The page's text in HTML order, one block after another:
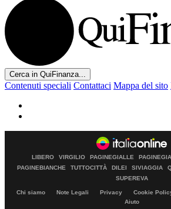
Cerca in QuiFinanza...
Contenuti speciali Contattaci Mappa del sito
LIBERO VIRGILIO PAGINEGIALLE
PAGINEBIANCHE
TUTTOCITTÀ DILEI SIVIAGGIA
SUPEREVA
Chi siamo Note Legali Privacy Cookie
Aiuto